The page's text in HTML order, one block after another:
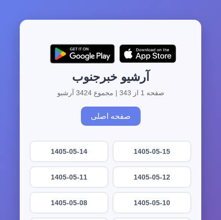
آرشیو خبرجنوب
صفحه 1 از 343 | مجموع 3424 آرشیو
صفحه اصلی
1405-05-15
1405-05-14
1405-05-12
1405-05-11
1405-05-10
1405-05-08